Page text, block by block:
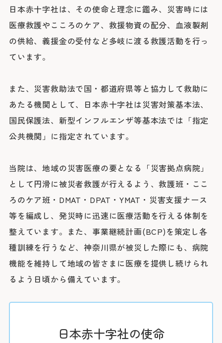
総合診療科
センター
アレルギーセンター
化学療法センター
がんセンター
消化器病センター
心臓病センター
入退院支援センター
認知症疾患医療センター
ブレストセンター
医師教育研修センター
臨床試験支援センター
部門
栄養課
看護部
感染管理室
検査部
放射線科部
輸血部
療養・福祉相談室
リハビリテーション課
臨床工学部
日本赤十字社は、その使命と理念に鑑み、災害時には
医療救護やこころのケア、救援物資の配分、血液製剤
の供給、義援金の受付など多岐に渡る救護活動を行っ
ています。
また、災害救助法で国・都道府県等と協力して救助に
あたる機関として、日本赤十字社は災害対策基本法、
国民保護法、新型インフルエンザ等基本法では「指定
公共機関」に指定されています。
当院は、地域の災害医療の要となる「災害拠点病院」
として円滑に被災者救護が行えるよう、救護班・ここ
ろのケア班・DMAT・DPAT・YMAT・災害支援ナース
等を編成し、発災時に迅速に医療活動を行える体制を
整えています。また、事業継続計画(BCP)を策定し各
種訓練を行うなど、神奈川県が被災した際にも、病院
機能を維持して地域の皆さまに医療を提供し続けられ
るよう日頃から備えています。
日本赤十字社の使命